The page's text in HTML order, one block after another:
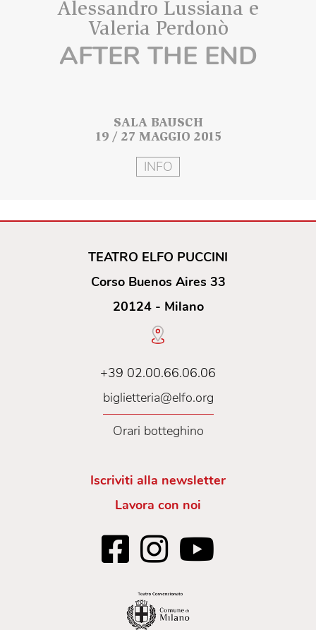
Alessandro Lussiana e
Valeria Perdonò
AFTER THE END
SALA BAUSCH
19 / 27 MAGGIO 2015
INFO
TEATRO ELFO PUCCINI
Corso Buenos Aires 33
20124 - Milano
+39 02.00.66.06.06
biglietteria@elfo.org
Orari botteghino
Iscriviti alla newsletter
Lavora con noi